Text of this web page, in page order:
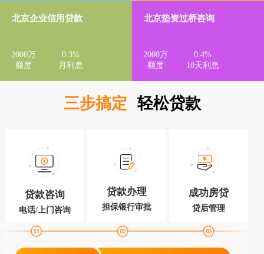
北京企业信用贷款
2000万
额度
0.3%
月利息
北京垫资过桥咨询
2000万
额度
0.4%
10天利息
三步搞定 轻松贷款
贷款咨询
电话/上门咨询
贷款办理
担保银行审批
成功房贷
贷后管理